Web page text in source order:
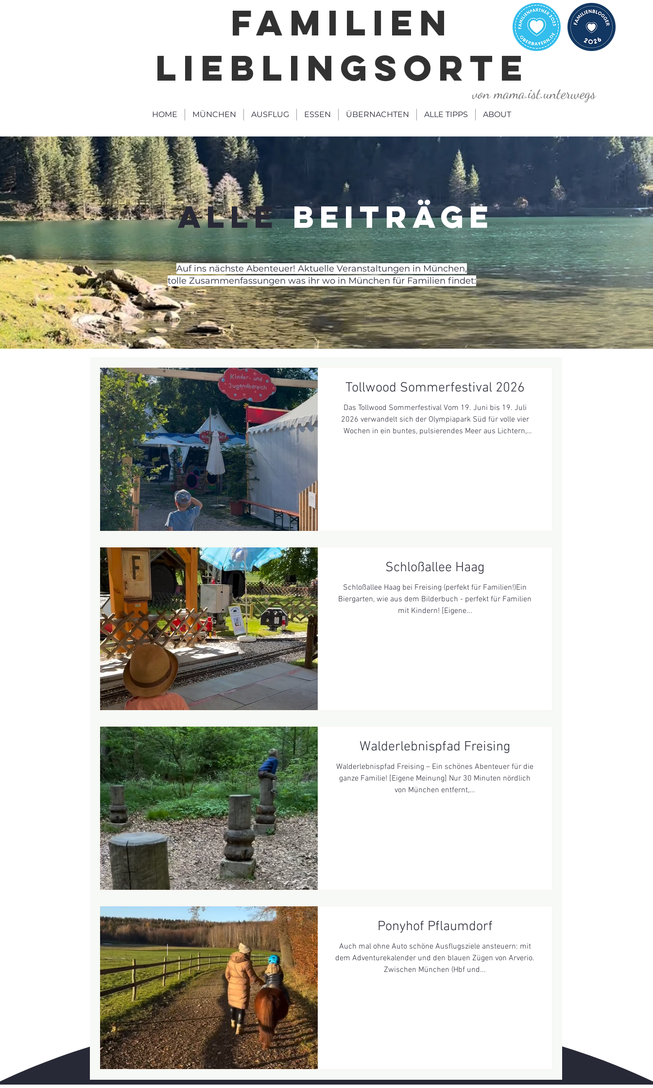
FAMILIEN
LIEBLINGSORTE
von mama.ist.unterwegs
HOME MÜNCHEN AUSFLUG ESSEN ÜBERNACHTEN ALLE TIPPS ABOUT
ALLEBEITRÄGE
Auf ins nächste Abenteuer! Aktuelle Veranstaltungen in München,
tolle Zusammenfassungen was ihr wo in München für Familien findet:
Tollwood Sommerfestival 2026
Das Tollwood Sommerfestival Vom 19. Juni bis 19. Juli
2026 verwandelt sich der Olympiapark Süd für volle vier
Wochen in ein buntes, pulsierendes Meer aus Lichtern,
Schloßallee Haag
Schloßallee Haag bei Freising (perfekt für Familien!)Ein
Biergarten, wie aus dem Bilderbuch - perfekt für Familien
mit Kindern! [Eigene...
Walderlebnispfad Freising
Walderlebnispfad Freising – Ein schönes Abenteuer für die
ganze Familie! [Eigene Meinung] Nur 30 Minuten nördlich
von München entfernt,...
Ponyhof Pflaumdorf
Auch mal ohne Auto schöne Ausflugsziele ansteuern: mit
dem Adventurekalender und den blauen Zügen von Arverio.
Zwischen München (Hbf und...